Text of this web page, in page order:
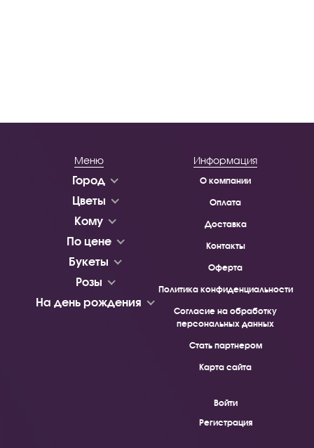
Меню
Город
Цветы
Кому
По цене
Букеты
Розы
На день рождения
Информация
О компании
Оплата
Доставка
Контакты
Оферта
Политика конфиденциальности
Согласие на обработку
персональных данных
Стать партнером
Карта сайта
Войти
Регистрация